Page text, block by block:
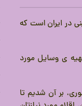
در ایران است که
تهیه ی وسایل مورد
بر آن شدیم تا